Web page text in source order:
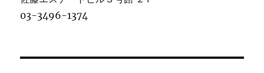
03-3496-1374